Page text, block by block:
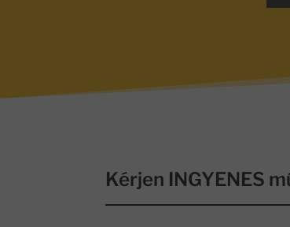
Kérjen INGYENES